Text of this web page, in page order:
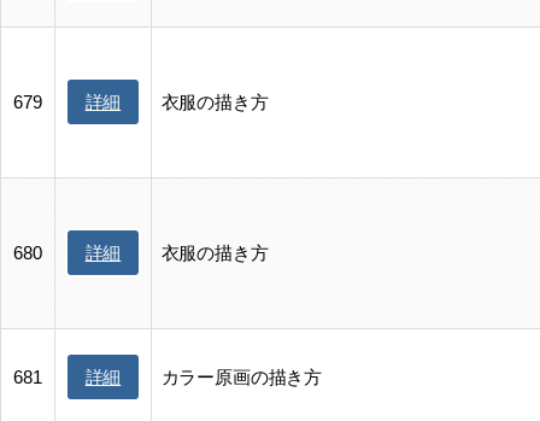
679 詳細 衣服の描き方
680 詳細 衣服の描き方
681 詳細 カラー原画の描き方